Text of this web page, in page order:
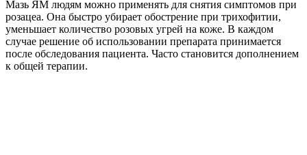
Мазь ЯМ людям можно применять для снятия симптомов при
розацеа. Она быстро убирает обострение при трихофитии,
уменьшает количество розовых угрей на коже. В каждом
случае решение об использовании препарата принимается
после обследования пациента. Часто становится дополнением
к общей терапии.